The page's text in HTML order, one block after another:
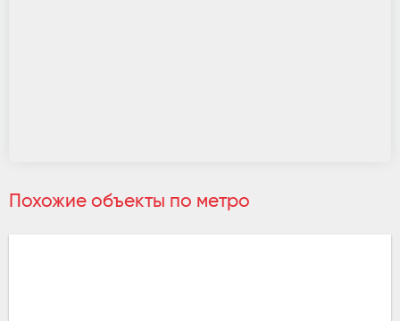
Похожие объекты по метро